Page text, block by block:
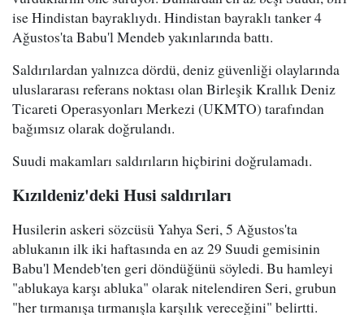
ise Hindistan bayraklıydı. Hindistan bayraklı tanker 4
Ağustos'ta Babu'l Mendeb yakınlarında battı.
Saldırılardan yalnızca dördü, deniz güvenliği olaylarında
uluslararası referans noktası olan Birleşik Krallık Deniz
Ticareti Operasyonları Merkezi (UKMTO) tarafından
bağımsız olarak doğrulandı.
Suudi makamları saldırıların hiçbirini doğrulamadı.
Kızıldeniz'deki Husi saldırıları
Husilerin askeri sözcüsü Yahya Seri, 5 Ağustos'ta
ablukanın ilk iki haftasında en az 29 Suudi gemisinin
Babu'l Mendeb'ten geri döndüğünü söyledi. Bu hamleyi
"ablukaya karşı abluka" olarak nitelendiren Seri, grubun
"her tırmanışa tırmanışla karşılık vereceğini" belirtti.